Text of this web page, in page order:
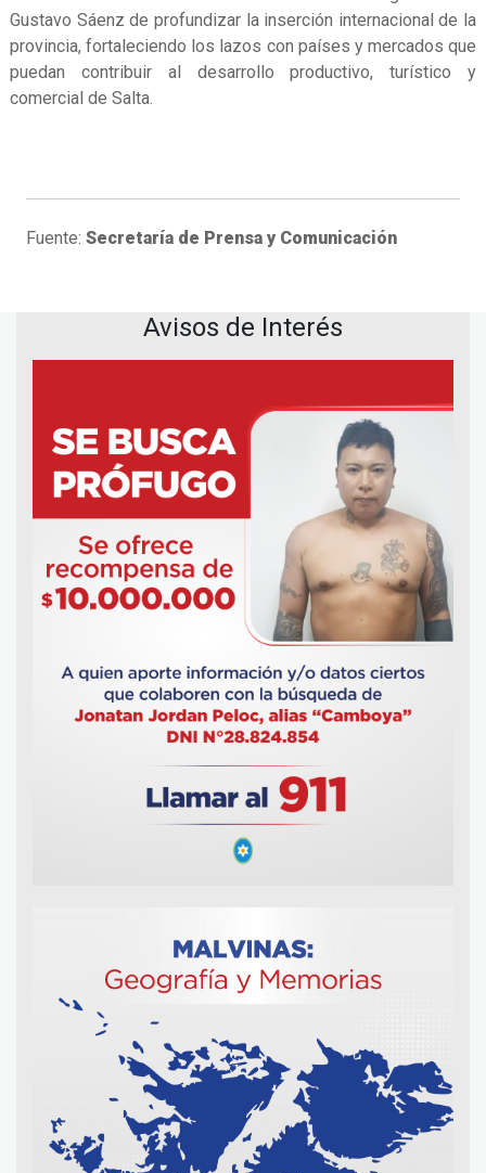
Gustavo Sáenz de profundizar la inserción internacional de la
provincia, fortaleciendo los lazos con países y mercados que
puedan contribuir al desarrollo productivo, turístico y
comercial de Salta.
Fuente: Secretaría de Prensa y Comunicación
Avisos de Interés